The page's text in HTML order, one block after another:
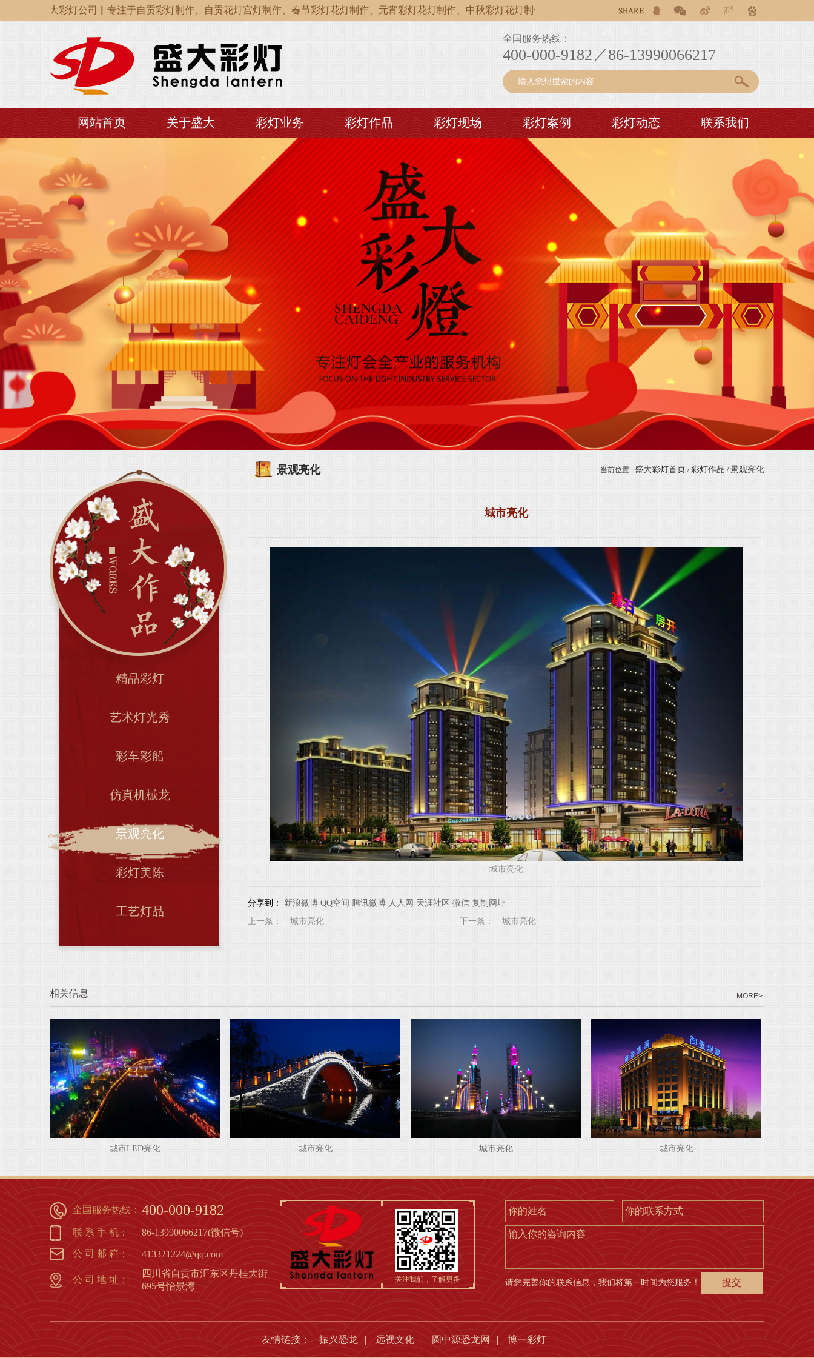
贡盛大彩灯公司▏专注于自贡彩灯制作、自贡花灯宫灯制作、春节彩灯花灯制作、元宵彩灯花灯制作、中秋彩灯花灯制作、国庆彩灯花灯制作、巡游花车彩车彩船制作。为客户提供自贡彩
贡盛大彩灯公司▏专注于自贡彩灯制作、自贡花灯宫灯制作、春节彩灯花灯制作、元宵彩灯花灯制作、中秋彩灯花灯制作、国庆彩灯花灯制作、巡游花车彩车彩船制作。为客户提供自贡彩
全国服务热线：
400-000-9182／86-13990066217
网站首页 关于盛大 彩灯业务 彩灯作品 彩灯现场 彩灯案例 彩灯动态 联系我们
精品彩灯
艺术灯光秀
彩车彩船
仿真机械龙
景观亮化
彩灯美陈
工艺灯品
当前位置 : 盛大彩灯首页 / 彩灯作品 / 景观亮化
景观亮化
城市亮化
城市亮化
分享到： 新浪微博 QQ空间 腾讯微博 人人网 天涯社区 微信 复制网址
上一条：
城市亮化 下一条： 城市亮化
相关信息 MORE>
城市LED亮化 城市亮化 城市亮化
城市亮化
全国服务热线： 400-000-9182
联 系 手 机： 86-13990066217(微信号)
公 司 邮 箱： 413321224@qq.com
公 司 地 址：
四川省自贡市汇东区丹桂大街
695号怡景湾
关注我们，了解更多
输入你的咨询内容
请您完善你的联系信息，我们将第一时间为您服务！
友情链接： 振兴恐龙 | 远视文化 | 圆中源恐龙网 | 博一彩灯